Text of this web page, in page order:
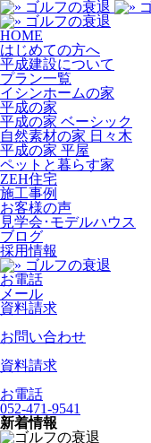
HOME
はじめての方へ
平成建設について
プラン一覧
イシンホームの家
平成の家
平成の家 ベーシック
自然素材の家 日々木
平成の家 平屋
ペットと暮らす家
ZEH住宅
施工事例
お客様の声
見学会･モデルハウス
ブログ
採用情報
お電話
メール
資料請求
お問い合わせ
資料請求
お電話
052-471-9541
新着情報